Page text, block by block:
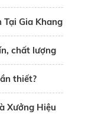
Tại Gia Khang
chất lượng
thiết?
Xưởng Hiệu